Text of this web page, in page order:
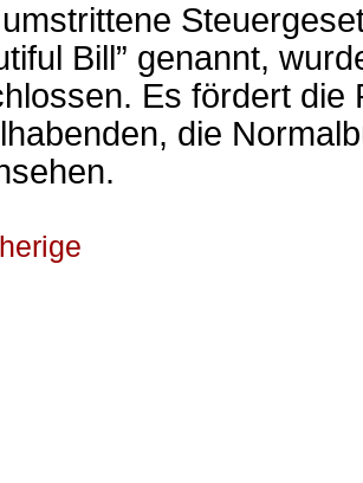
Bill” genannt,
Es fördert die
die